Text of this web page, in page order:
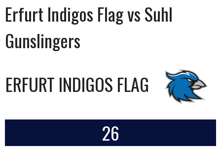
Erfurt Indigos Flag vs Suhl
Gunslingers
ERFURT INDIGOS FLAG
26